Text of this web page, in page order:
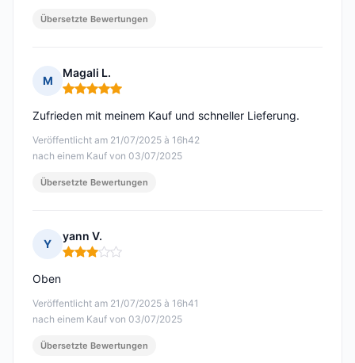
Übersetzte Bewertungen
M
Magali L.
Hinweis: 5 von 5
Veröffentlicht am 21/07/2025 à 16h42
nach einem Kauf von 03/07/2025
Zufrieden mit meinem Kauf und schneller Lieferung.
Übersetzte Bewertungen
Y
yann V.
Hinweis: 3 von 5
Veröffentlicht am 21/07/2025 à 16h41
nach einem Kauf von 03/07/2025
Oben
Übersetzte Bewertungen